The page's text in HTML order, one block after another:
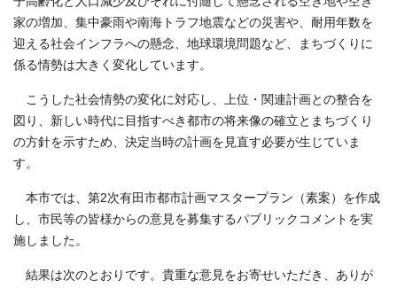
家の増加、集中豪雨や南海トラフ地震などの災害や、耐用年数を
迎える社会インフラへの懸念、地球環境問題など、まちづくりに
係る情勢は大きく変化しています。
こうした社会情勢の変化に対応し、上位・関連計画との整合を
図り、新しい時代に目指すべき都市の将来像の確立とまちづくり
の方針を示すため、決定当時の計画を見直す必要が生じていま
す。
本市では、第2次有田市都市計画マスタープラン（素案）を作成
し、市民等の皆様からの意見を募集するパブリックコメントを実
施しました。
結果は次のとおりです。貴重な意見をお寄せいただき、ありが